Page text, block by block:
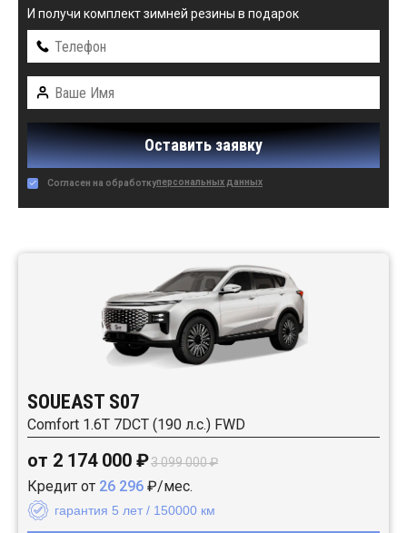
И получи комплект зимней резины в подарок
Оставить заявку
Согласен на обработкуперсональных данных
SOUEAST S07
Comfort 1.6T 7DCT (190 л.с.) FWD
от 2 174 000 ₽3 099 000 ₽
Кредит от 26 296 ₽/мес.
гарантия 5 лет / 150000 км